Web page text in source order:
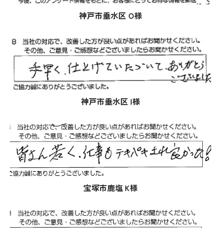
神戸市垂水区 O様
神戸市垂水区 I様
宝塚市鹿塩 K様